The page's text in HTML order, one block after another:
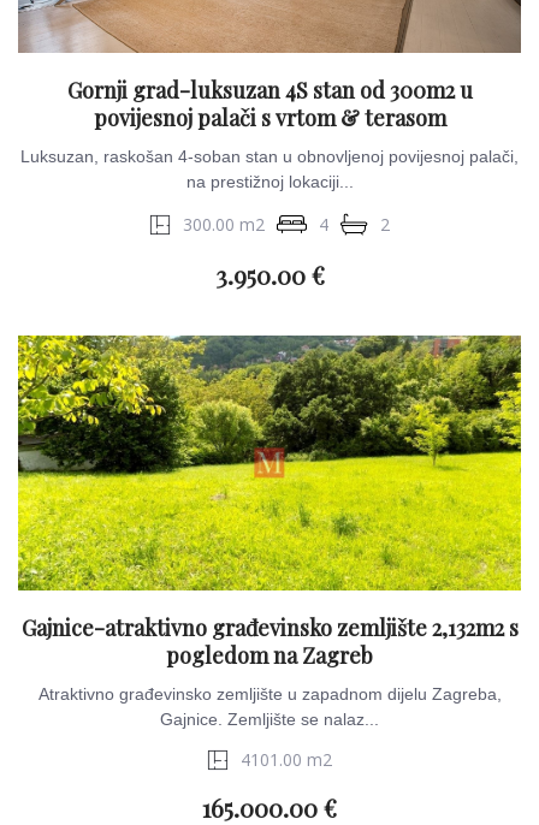
Gornji grad-luksuzan 4S stan od 300m2 u
povijesnoj palači s vrtom & terasom
Luksuzan, raskošan 4-soban stan u obnovljenoj povijesnoj palači,
na prestižnoj lokaciji...
300.00 m2 4 2
3.950.00 €
Gajnice-atraktivno građevinsko zemljište 2,132m2 s
pogledom na Zagreb
Atraktivno građevinsko zemljište u zapadnom dijelu Zagreba,
Gajnice. Zemljište se nalaz...
4101.00 m2
165.000.00 €